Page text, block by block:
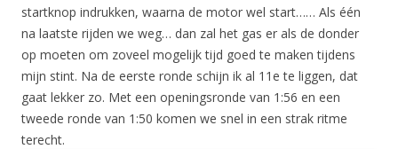
startknop indrukken, waarna de motor wel start…… Als één
na laatste rijden we weg… dan zal het gas er als de donder
op moeten om zoveel mogelijk tijd goed te maken tijdens
mijn stint. Na de eerste ronde schijn ik al 11e te liggen, dat
gaat lekker zo. Met een openingsronde van 1:56 en een
tweede ronde van 1:50 komen we snel in een strak ritme
terecht.